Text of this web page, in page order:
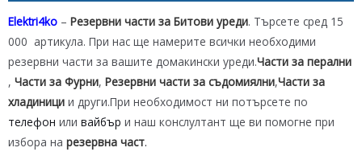
Elektri4ko – Резервни части за Битови уреди. Търсете сред 15
000 артикула. При нас ще намерите всички необходими
резервни части за вашите домакински уреди.Части за перални
, Части за Фурни, Резервни части за съдомиялни,Части за
хладиници и други.При необходимост ни потърсете по
телефон или вайбър и наш конслултант ще ви помогне при
избора на резервна част.